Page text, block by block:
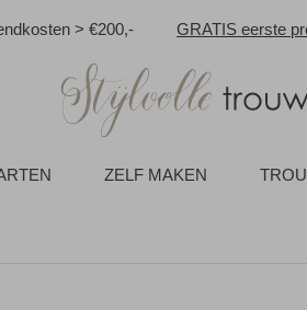
> €200,- GRATIS eerste
ZELF MAKEN